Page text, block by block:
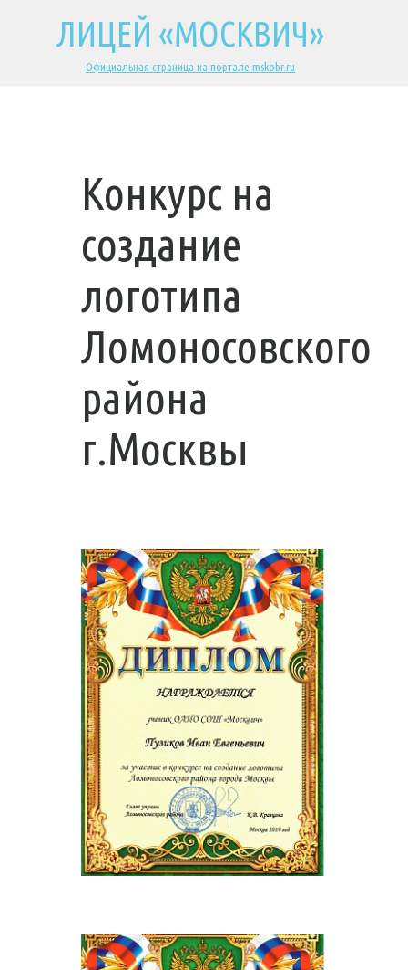
ЛИЦЕЙ «МОСКВИЧ»
Официальная страница на портале mskobr.ru
Конкурс на
создание
логотипа
Ломоносовского
района
г.Москвы